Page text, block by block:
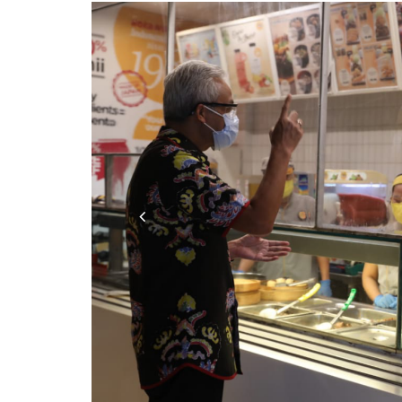
Previous